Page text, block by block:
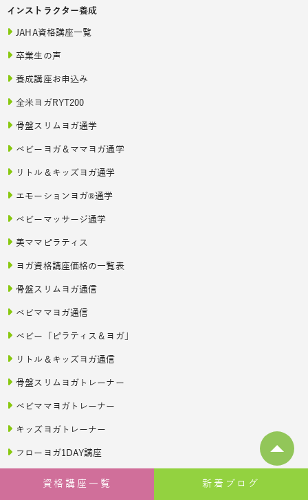
インストラクター養成
JAHA資格講座一覧
卒業生の声
養成講座お申込み
全米ヨガRYT200
骨盤スリムヨガ通学
ベビーヨガ＆ママヨガ通学
リトル＆キッズヨガ通学
エモーションヨガ®通学
ベビーマッサージ通学
美ママピラティス
ヨガ資格講座価格の一覧表
骨盤スリムヨガ通信
ベビママヨガ通信
ベビー「ピラティス＆ヨガ」
リトル＆キッズヨガ通信
骨盤スリムヨガトレーナー
ベビママヨガトレーナー
キッズヨガトレーナー
フローヨガ1DAY講座
ベビママピラティス1DAY講座
新着ブログ
資格講座一覧